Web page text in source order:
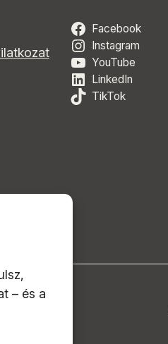
– és a
Facebook
Instagram
YouTube
LinkedIn
TikTok